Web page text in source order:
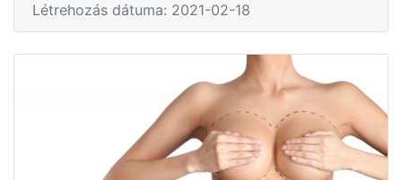
Létrehozás dátuma: 2021-02-18